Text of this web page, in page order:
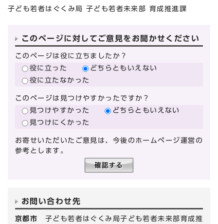
子ども若者はぐくみ局 子ども若者未来部 育成推進課
このページに対してご意見をお聞かせください
このページは役に立ちましたか？
役に立った
どちらともいえない
役に立たなかった
このページは見つけやすかったですか？
見つけやすかった
どちらともいえない
見つけにくかった
お寄せいただいたご意見は、今後のホームページ運営の
参考とします。
お問い合わせ先
京都市 子ども若者はぐくみ局子ども若者未来部育成推